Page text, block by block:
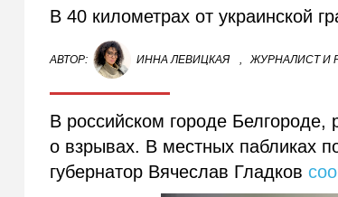
В 40 километрах от украинской
АВТОР: ИННА ЛЕВИЦКАЯ , ЖУРНАЛИСТ И
В российском городе
о взрывах. В местных пабликах
губернатор Вячеслав Гладков